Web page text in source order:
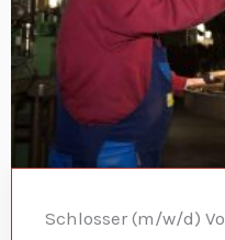
Schlosser (m/w/d)